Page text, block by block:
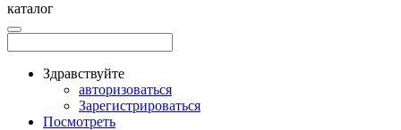
каталог
Здравствуйте
авторизоваться
Зарегистрироваться
Посмотреть